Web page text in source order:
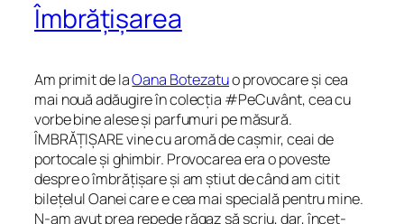
Îmbrățișarea
Am primit de laOana Botezatuo provocare și cea
mai nouă adăugire în colecția #PeCuvânt, cea cu
vorbe bine alese și parfumuri pe măsură.
ÎMBRĂȚIȘARE vine cu aromă de cașmir, ceai de
portocale și ghimbir. Provocarea era o poveste
despre o îmbrățișare și am știut de când am citit
bilețelul Oanei care e cea mai specială pentru mine.
N-am avut prea repede răgaz să scriu, dar, încet-